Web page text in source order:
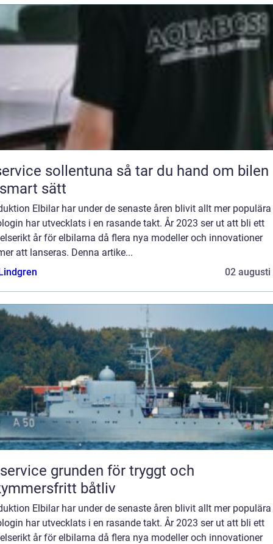
sollentuna så tar du hand om bilen på
sätt
Elbilar har under de senaste åren blivit allt mer
har utvecklats i en rasande takt. År 2023 ser ut att bli ett
år för elbilarna då flera nya modeller och innovationer
att lanseras. Denna artike...
02 augusti
för tryggt och
båtliv
Elbilar har under de senaste åren blivit allt mer
har utvecklats i en rasande takt. År 2023 ser ut att bli ett
år för elbilarna då flera nya modeller och innovationer